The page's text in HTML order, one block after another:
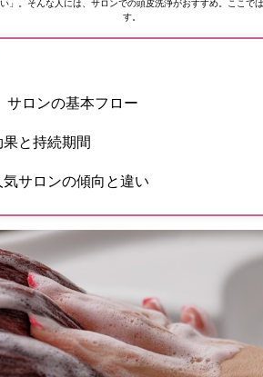
」。そんな人には、サロンでの頭皮洗浄がおすすめ。ここで
す。
サロンの基本フロー
と持続期間
サロンの傾向と違い